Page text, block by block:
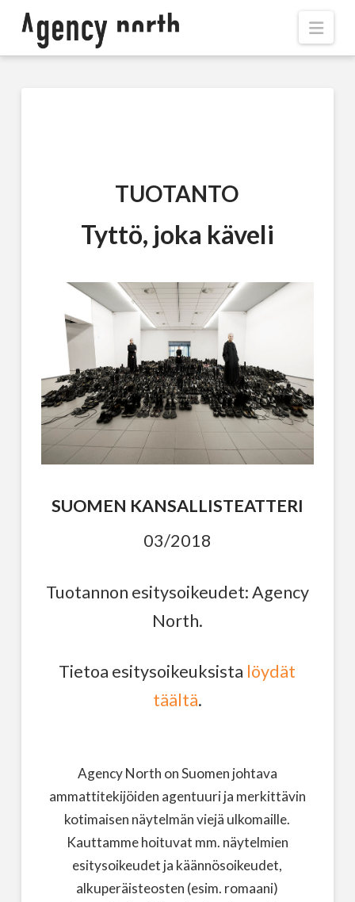
TUOTANTO
Tyttö, joka käveli
SUOMEN KANSALLISTEATTERI
03/2018
Tuotannon esitysoikeudet: Agency
North.
Tietoa esitysoikeuksista löydät
täältä.
Agency North on Suomen johtava
ammattitekijöiden agentuuri ja merkittävin
kotimaisen näytelmän viejä ulkomaille.
Kauttamme hoituvat mm. näytelmien
esitysoikeudet ja käännösoikeudet,
alkuperäisteosten (esim. romaani)